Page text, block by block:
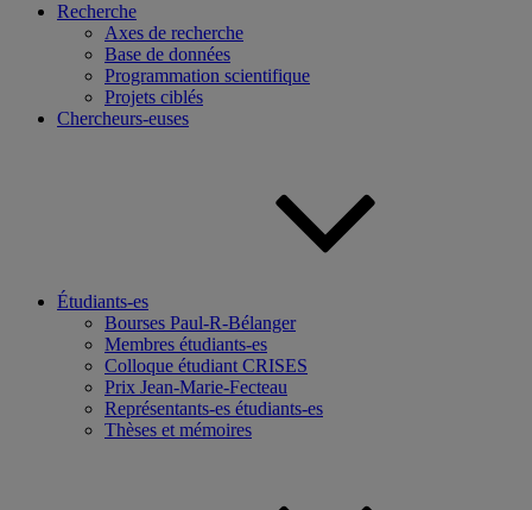
Recherche
Axes de recherche
Base de données
Programmation scientifique
Projets ciblés
Chercheurs-euses
Étudiants-es
Bourses Paul-R-Bélanger
Membres étudiants-es
Colloque étudiant CRISES
Prix Jean-Marie-Fecteau
Représentants-es étudiants-es
Thèses et mémoires